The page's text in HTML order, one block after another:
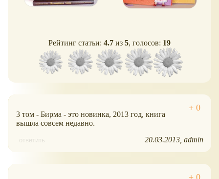
Рейтинг статьи: 4.7 из 5, голосов: 19
3 том - Бирма - это новинка, 2013 год, книга
вышла совсем недавно.
ответить 20.03.2013 admin